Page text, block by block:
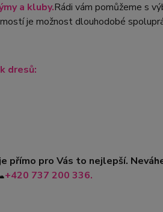
a kluby.Rádi vám pomůžeme s
je možnost dlouhodobé
dresů:
přímo pro Vás to nejlepší.
+420 737 200 336.